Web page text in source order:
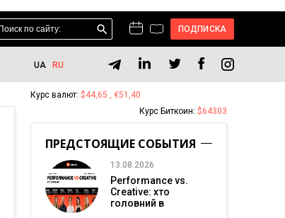
ПОДПИСКА
UA RU
Курс валют: $44,65 , €51,40
Курс Биткоин: $64303
ПРЕДСТОЯЩИЕ СОБЫТИЯ
13.08.2026
Performance vs.
Creative: хто
головний в